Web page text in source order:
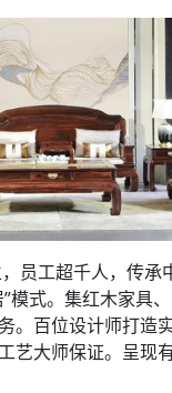
员工超千人，传承
模式。集红木家具
。百位设计师打造
艺大师保证。呈现